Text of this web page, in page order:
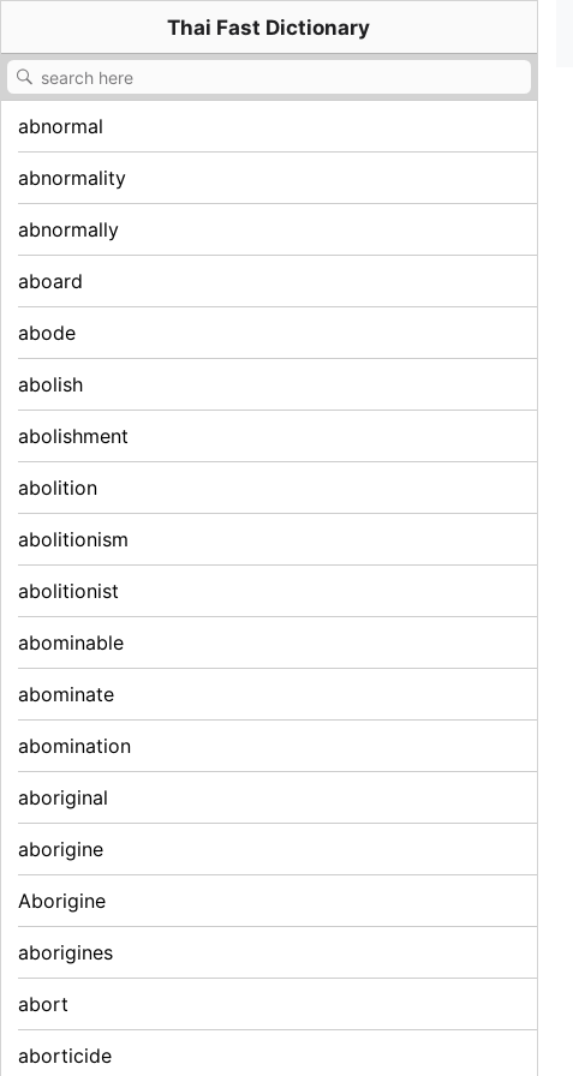
Thai Fast Dictionary
abnormal
abnormality
abnormally
aboard
abode
abolish
abolishment
abolition
abolitionism
abolitionist
abominable
abominate
abomination
aboriginal
aborigine
Aborigine
aborigines
abort
aborticide